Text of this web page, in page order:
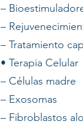
–
–
– Tratamiento
• Terapia Celular
– Células madre
– Exosomas
– Fibroblastos